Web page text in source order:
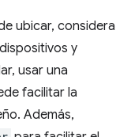
ubicar, considera
y
usar una
facilitar la
Además,